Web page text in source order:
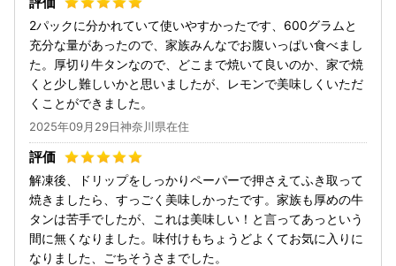
2パックに分かれていて使いやすかったです、600グラムと
充分な量があったので、家族みんなでお腹いっぱい食べまし
た。厚切り牛タンなので、どこまで焼いて良いのか、家で焼
くと少し難しいかと思いましたが、レモンで美味しくいただ
くことができました。
2025年09月29日神奈川県在住
解凍後、ドリップをしっかりペーパーで押さえてふき取って
焼きましたら、すっごく美味しかったです。家族も厚めの牛
タンは苦手でしたが、これは美味しい！と言ってあっという
間に無くなりました。味付けもちょうどよくてお気に入りに
なりました、ごちそうさまでした。